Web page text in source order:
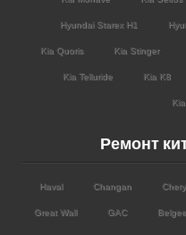
Hyundai Starex H1
Kia Quoris Kia Stinger
Kia Telluride Kia K8
Ремонт
Haval Changan Chery
Great Wall GAC Belgee